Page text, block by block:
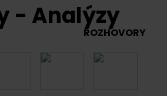
ROZHOVORY
- Analýzy